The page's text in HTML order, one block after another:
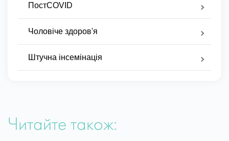
ПостCOVID
Чоловіче здоров'я
Штучна інсемінація
Читайте також: